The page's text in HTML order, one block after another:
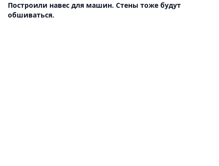
Построили навес для машин. Стены тоже будут
обшиваться.